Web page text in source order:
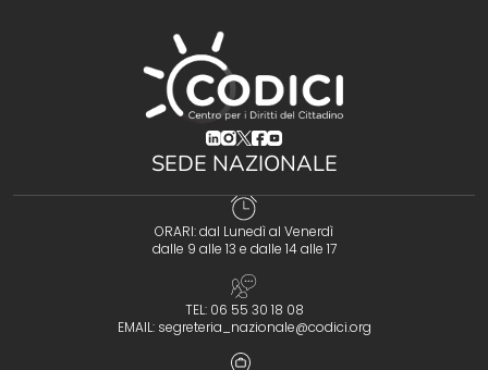
(opens in a new tab)
(opens in a new tab)
(opens in a new tab)
(opens in a new tab)
(opens in a new tab)
SEDE NAZIONALE
ORARI: dal Lunedì al Venerdì
dalle 9 alle 13 e dalle 14 alle 17
TEL: 06 55 30 18 08
EMAIL: segreteria_nazionale@codici.org